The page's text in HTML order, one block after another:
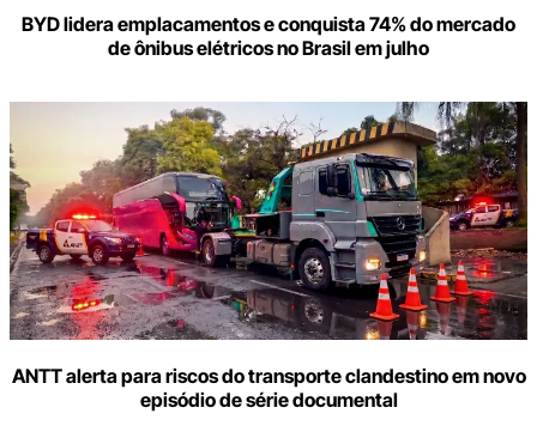
BYD lidera emplacamentos e conquista 74% do mercado
de ônibus elétricos no Brasil em julho
ANTT alerta para riscos do transporte clandestino em novo
episódio de série documental